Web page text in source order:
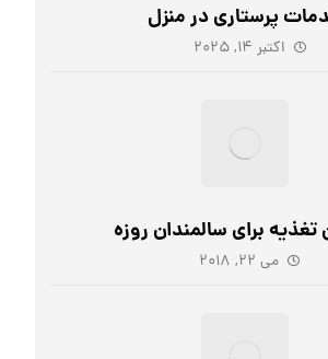
پرستاری در منزل
اکتبر ۱۴, ۲۰۲۵
تغذیه برای سالمندان روزه
می ۲۲, ۲۰۱۸